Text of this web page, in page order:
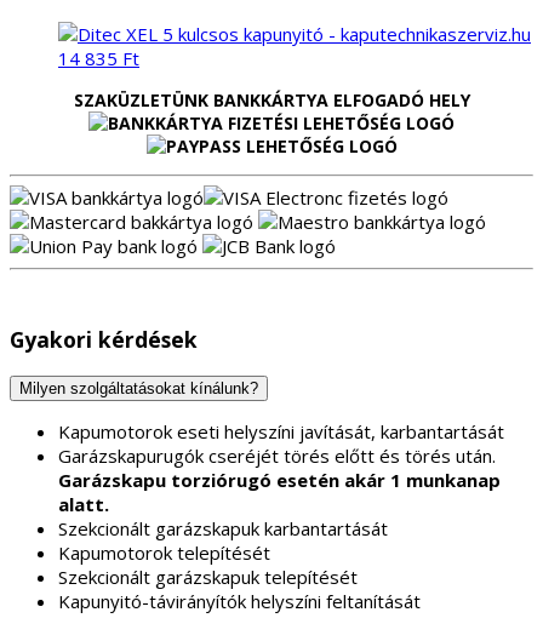
14 835 Ft
SZAKÜZLETÜNK BANKKÁRTYA ELFOGADÓ HELY
Gyakori kérdések
Milyen szolgáltatásokat kínálunk?
Kapumotorok eseti helyszíni javítását, karbantartását
Garázskapurugók cseréjét törés előtt és törés után.
Garázskapu torziórugó esetén akár 1 munkanap
alatt.
Szekcionált garázskapuk karbantartását
Kapumotorok telepítését
Szekcionált garázskapuk telepítését
Kapunyitó-távirányítók helyszíni feltanítását